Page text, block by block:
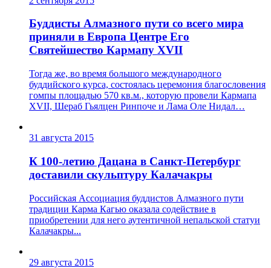
Буддисты Алмазного пути со всего мира
приняли в Европа Центре Его
Святейшество Кармапу XVII
Тогда же, во время большого международного
буддийского курса, состоялась церемония благословения
гомпы площадью 570 кв.м., которую провели Кармапа
XVII, Шераб Гьялцен Ринпоче и Лама Оле Нидал…
31 августа 2015
К 100-летию Дацана в Санкт-Петербург
доставили скульптуру Калачакры
Российская Ассоциация буддистов Алмазного пути
традиции Карма Кагью оказала содействие в
приобретении для него аутентичной непальской статуи
Калачакры...
29 августа 2015